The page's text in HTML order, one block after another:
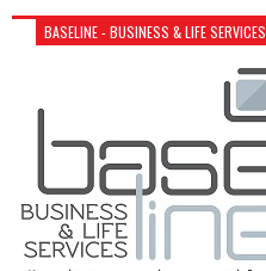
BASELINE - BUSINESS & LIFE SERVICES